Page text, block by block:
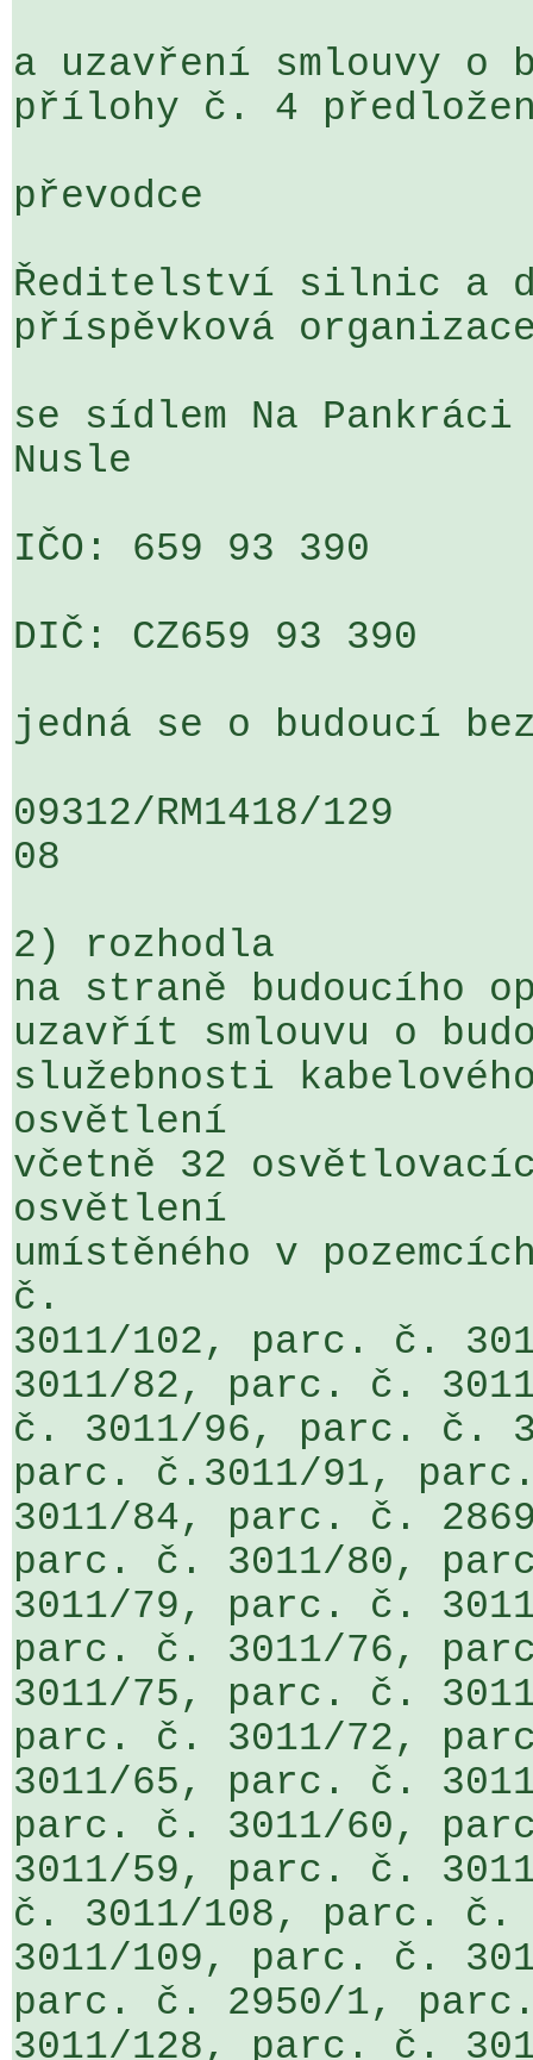
a uzavření smlouvy o
přílohy č. 4
převodce
Ředitelství silnic a
příspěvková
se sídlem Na
Nusle
IČO: 659 93 390
DIČ: CZ659 93 390
jedná se o budoucí
09312/RM1418/
08
2) rozhodla
na straně budoucího
uzavřít smlouvu o
služebnosti
osvětlení
včetně 32
osvětlení
umístěného v
č.
3011/102, parc. č.
3011/82, parc. č.
č. 3011/96, parc. č.
parc. č.3011/91,
3011/84, parc. č.
parc. č. 3011/80,
3011/79, parc. č.
parc. č. 3011/76,
3011/75, parc. č.
parc. č. 3011/72,
3011/65, parc. č.
parc. č. 3011/60,
3011/59, parc. č.
č. 3011/108, parc.
3011/109, parc. č.
parc. č. 2950/1,
3011/128, parc. č.